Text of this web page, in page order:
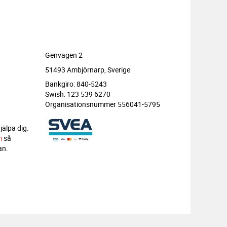
dig.
så
Genvägen 2
51493 Ambjörnarp, Sverige
Bankgiro: 840-5243
Swish: 123 539 6270
Organisationsnummer 556041-5795